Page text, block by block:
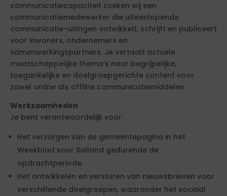
communicatiecapaciteit zoeken wij een
communicatiemedewerker die uiteenlopende
communicatie-uitingen ontwikkelt, schrijft en publiceert
voor inwoners, ondernemers en
samenwerkingspartners. Je vertaalt actuele
maatschappelijke thema's naar begrijpelijke,
toegankelijke en doelgroepgerichte content voor
zowel online als offline communicatiemiddelen.
Werkzaamheden
Je bent verantwoordelijk voor:
Het verzorgen van de gemeentepagina in het
Weekblad voor Salland gedurende de
opdrachtperiode.
Het ontwikkelen en versturen van nieuwsbrieven voor
verschillende doelgroepen, waaronder het sociaal